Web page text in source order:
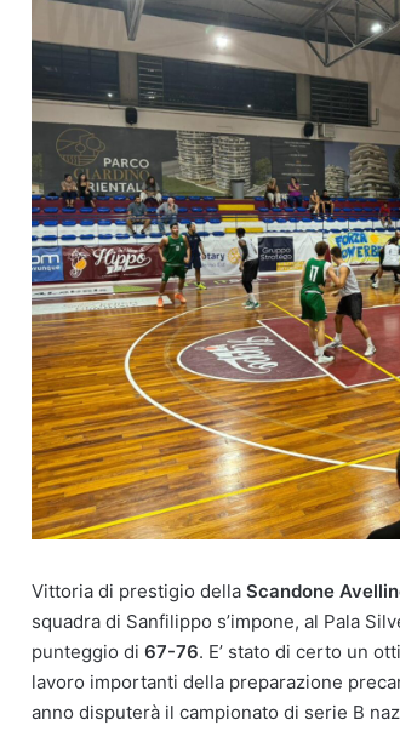
Vittoria di prestigio della Scandone
squadra di Sanfilippo s’impone, al Pala
punteggio di 67-76. E’ stato di certo un
lavoro importanti della preparazione
anno disputerà il campionato di serie B